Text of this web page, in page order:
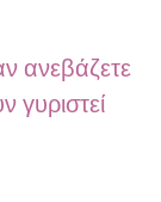
ανεβάζετε
γυριστεί